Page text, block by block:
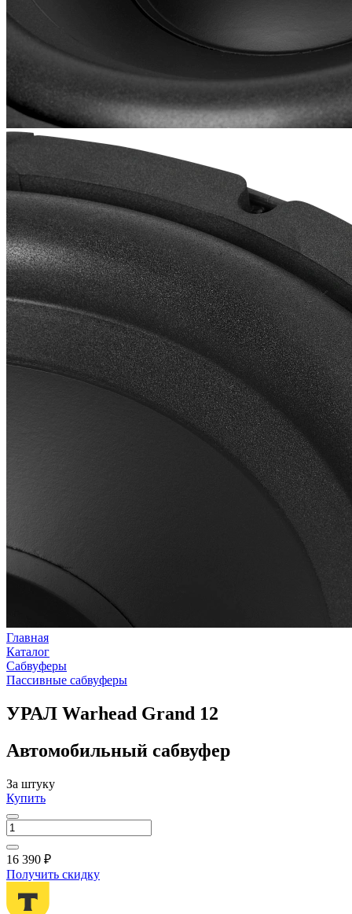
Главная
Каталог
Сабвуферы
Пассивные сабвуферы
УРАЛ Warhead Grand 12
Автомобильный сабвуфер
За штуку
Купить
16 390 ₽
Получить скидку